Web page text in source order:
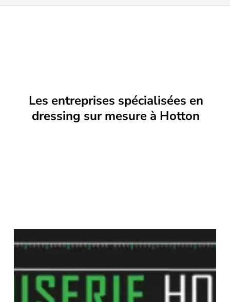
Les entreprises spécialisées en
dressing sur mesure à Hotton